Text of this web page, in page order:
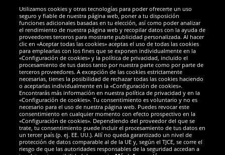
Socios y seguridad
Galardones
Redes sociales
Utilizamos cookies y otras tecnologías para poder ofrecerte un uso
seguro y fiable de nuestra página web, poner a tu disposición
funciones adicionales basadas en tu elección, así como poder analizar
el rendimiento de nuestra página web y recopilar datos con la ayuda de
proveedores terceros para mostrarte publicidad personalizada. Al hacer
clic en «Aceptar todas las cookies» aceptas el uso de todas las cookies
para emplearlas con los fines que se exponen individualmente en la
«Configuración de cookies» y la política de privacidad, incluido el
procesamiento de tus datos tanto por nuestra parte como por parte de
terceros proveedores. A excepción de las cookies estrictamente
necesarias, tienes la posibilidad de rechazar todas las cookies haciendo
o aceptarlas individualmente en la «Configuración de cookies».
Encontrarás más información en nuestra política de privacidad y en la
«Configuración de cookies». Tu consentimiento es voluntario y no es
necesario para el uso de nuestra página web. Puedes revocar este
consentimiento en cualquier momento con efecto prospectivo en la
«Configuración de cookies». Dependiendo del proveedor del que se
trate, tu consentimiento puede incluir el procesamiento de tus datos en
un tercer país (p. ej. EE. UU.). Allí no queda garantizado un nivel de
protección de datos comparable al de la UE y, según el TJCE, se corre el
riesgo de que las autoridades responsables de la seguridad accedan a